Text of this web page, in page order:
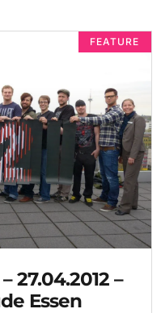
FEATURE
27.04.2012 –
Essen